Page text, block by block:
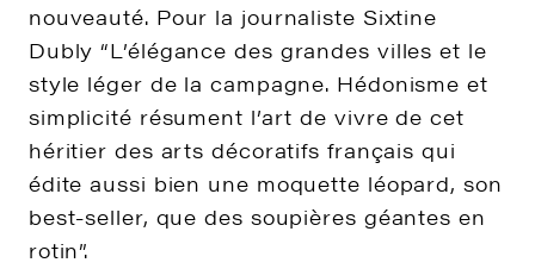
nouveauté. Pour la journaliste Sixtine
Dubly “L’élégance des grandes villes et le
style léger de la campagne. Hédonisme et
simplicité résument l’art de vivre de cet
héritier des arts décoratifs français qui
édite aussi bien une moquette léopard, son
best-seller, que des soupières géantes en
rotin”.